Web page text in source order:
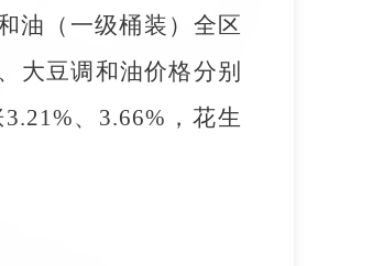
油（一级桶装）全区
大豆调和油价格分别
、3.66%，花生